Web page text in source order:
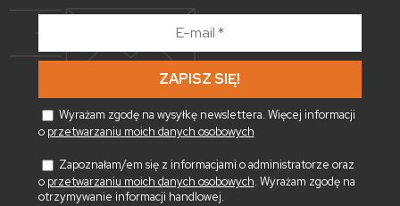
*
Wyrażam zgodę na wysyłkę newslettera. Więcej informacji
o przetwarzaniu moich danych osobowych
Zapoznałam/em się z informacjami o administratorze oraz
o przetwarzaniu moich danych osobowych. Wyrażam zgodę na
otrzymywanie informacji handlowej.